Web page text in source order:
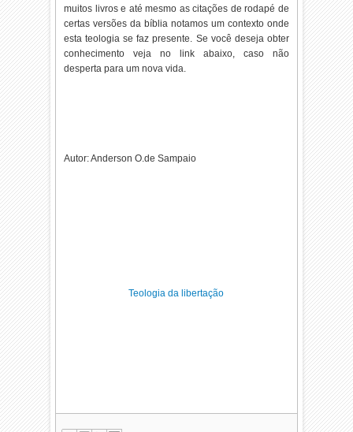
muitos livros e até mesmo as citações de rodapé de
certas versões da bíblia notamos um contexto onde
esta teologia se faz presente. Se você deseja obter
conhecimento veja no link abaixo, caso não
desperta para um nova vida.
Autor: Anderson O.de Sampaio
Teologia da libertação